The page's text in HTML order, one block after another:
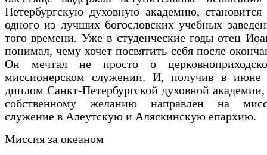
Петербургскую духовную академию, становится
одного из лучших богословских учебных
того времени. Уже в студенческие годы отец
понимал, чему хочет посвятить себя после
Он мечтал не просто о
миссионерском служении. И, получив в июне
диплом Санкт-Петербургской духовной
собственному желанию направлен на
служение в Алеутскую и Аляскинскую епархию.
Миссия за океаном